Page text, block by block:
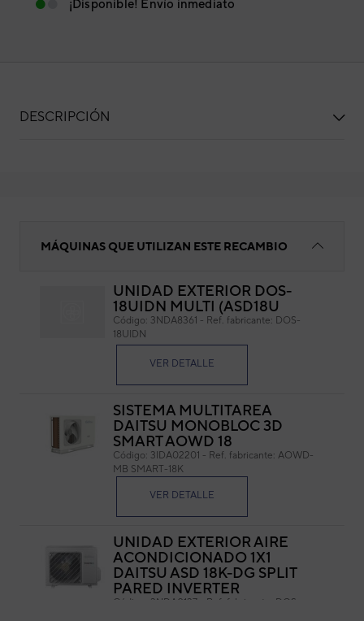
¡Disponible! Envío inmediato
DESCRIPCIÓN
MÁQUINAS QUE UTILIZAN ESTE RECAMBIO
UNIDAD EXTERIOR DOS-
18UIDN MULTI (ASD18U
Código: 3NDA8361 - Ref. fabricante: DOS-
18UIDN
VER DETALLE
SISTEMA MULTITAREA
DAITSU MONOBLOC 3D
SMART AOWD 18
Código: 3IDA02201 - Ref. fabricante: AOWD-
MB SMART-18K
VER DETALLE
UNIDAD EXTERIOR AIRE
ACONDICIONADO 1X1
DAITSU ASD 18K-DG SPLIT
PARED INVERTER
Código: 3NDA0137 Ref. fabricante: DOS-